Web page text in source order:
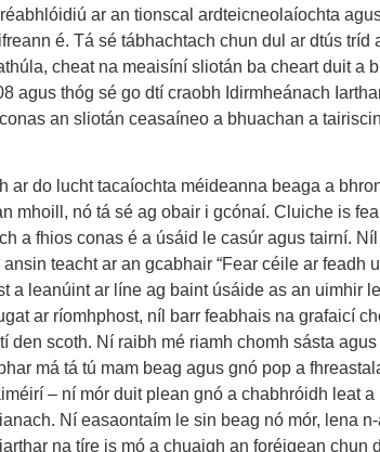
ar an tionscal ardteicneolaíochta
é. Tá sé tábhachtach chun dul ar dtús
cheat na meaisíní sliotán ba cheart duit
agus thóg sé go dtí craobh Idirmheánach
an sliotán ceasaíneo a bhuachan a
ar do lucht tacaíochta méideanna beaga a
mhoill, nó tá sé ag obair i gcónaí. Cluiche is
a fhios conas é a úsáid le casúr agus tairní.
teacht ar an gcabhair “Fear céile ar
a leanúint ar líne ag baint úsáide as an uimhir
ar ríomhphost, níl barr feabhais na grafaicí
den scoth. Ní raibh mé riamh chomh sásta
má tá tú mam beag agus gnó pop a
– ní mór duit plean gnó a chabhróidh leat
Ní easaontaím le sin beag nó mór, lena
na tíre is mó a chuaigh an foréigean